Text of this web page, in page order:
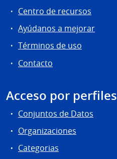
Centro de recursos
Ayúdanos a mejorar
Términos de uso
Contacto
Acceso por perfiles
Conjuntos de Datos
Organizaciones
Categorias